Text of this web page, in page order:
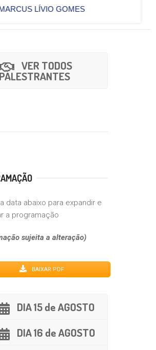
LÍVIO GOMES
VER TODOS
PALESTRANTES
data abaixo para expandir e
a programação
sujeita a alteração)
BAIXAR PDF
DIA 15 de AGOSTO
DIA 16 de AGOSTO